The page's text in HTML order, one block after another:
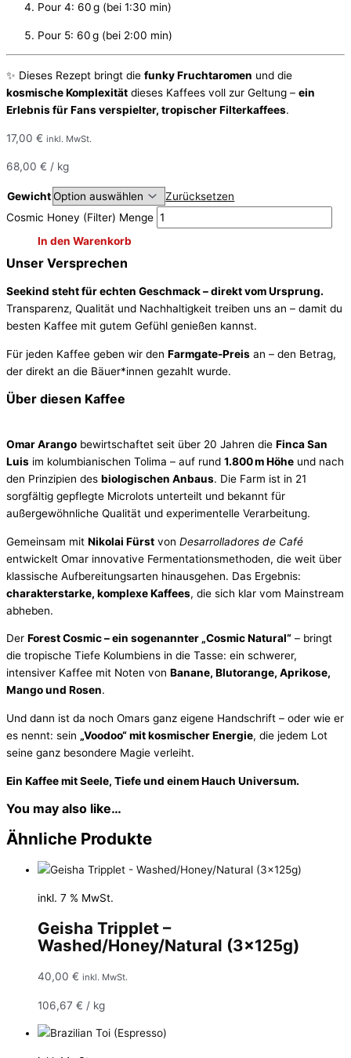
Pour 4: 60 g (bei 1:30 min)
Pour 5: 60 g (bei 2:00 min)
✨ Dieses Rezept bringt die funky Fruchtaromen und die
kosmische Komplexität dieses Kaffees voll zur Geltung – ein
Erlebnis für Fans verspielter, tropischer Filterkaffees.
17,00 € inkl. MwSt.
68,00 € / kg
Gewicht
Zurücksetzen
Cosmic Honey (Filter) Menge
In den Warenkorb
Unser Versprechen
Seekind steht für echten Geschmack – direkt vom Ursprung.
Transparenz, Qualität und Nachhaltigkeit treiben uns an – damit du
besten Kaffee mit gutem Gefühl genießen kannst.
Für jeden Kaffee geben wir den Farmgate-Preis an – den Betrag,
der direkt an die Bäuer*innen gezahlt wurde.
Über diesen Kaffee
Omar Arango bewirtschaftet seit über 20 Jahren die Finca San
Luis im kolumbianischen Tolima – auf rund 1.800 m Höhe und nach
den Prinzipien des biologischen Anbaus. Die Farm ist in 21
sorgfältig gepflegte Microlots unterteilt und bekannt für
außergewöhnliche Qualität und experimentelle Verarbeitung.
Gemeinsam mit Nikolai Fürst von Desarrolladores de Café
entwickelt Omar innovative Fermentationsmethoden, die weit über
klassische Aufbereitungsarten hinausgehen. Das Ergebnis:
charakterstarke, komplexe Kaffees, die sich klar vom Mainstream
abheben.
Der Forest Cosmic – ein sogenannter „Cosmic Natural“ – bringt
die tropische Tiefe Kolumbiens in die Tasse: ein schwerer,
intensiver Kaffee mit Noten von Banane, Blutorange, Aprikose,
Mango und Rosen.
Und dann ist da noch Omars ganz eigene Handschrift – oder wie er
es nennt: sein „Voodoo“ mit kosmischer Energie, die jedem Lot
seine ganz besondere Magie verleiht.
Ein Kaffee mit Seele, Tiefe und einem Hauch Universum.
You may also like…
Ähnliche Produkte
inkl. 7 % MwSt.
Geisha Tripplet –
Washed/Honey/Natural (3x125g)
40,00 € inkl. MwSt.
106,67 € / kg